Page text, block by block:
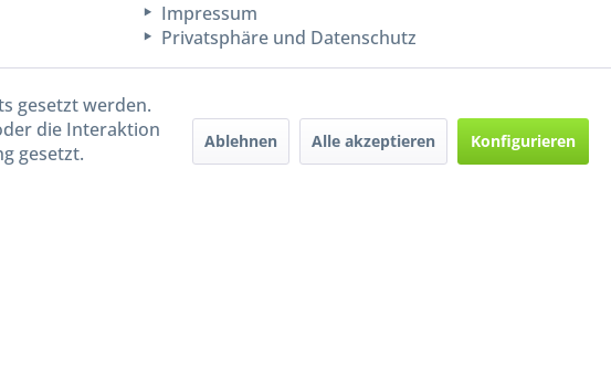
Impressum
Privatsphäre und Datenschutz
gesetzt werden.
die Interaktion
gesetzt.
Ablehnen Alle akzeptieren Konfigurieren